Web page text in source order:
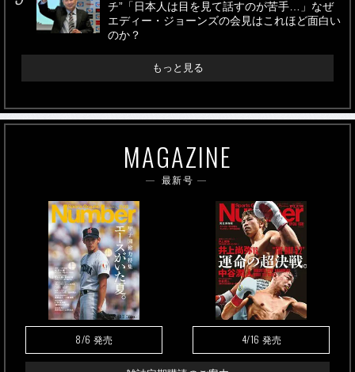
チ”「日本人は目を見て話すのが苦手…」なぜ
エディー・ジョーンズの会見はこれほど面白い
のか？
もっと見る
MAGAZINE
最新号
8/6 発売 4/16 発売